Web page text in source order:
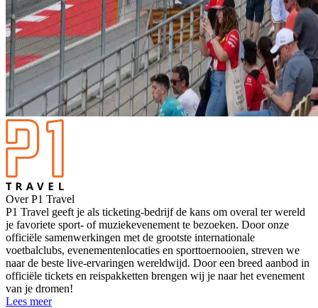
Over P1 Travel
P1 Travel geeft je als ticketing-bedrijf de kans om overal ter wereld
je favoriete sport- of muziekevenement te bezoeken. Door onze
officiële samenwerkingen met de grootste internationale
voetbalclubs, evenementenlocaties en sporttoernooien, streven we
naar de beste live-ervaringen wereldwijd. Door een breed aanbod in
officiële tickets en reispakketten brengen wij je naar het evenement
van je dromen!
Lees meer